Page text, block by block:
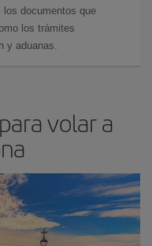
los documentos que
los trámites
y aduanas.
volar a